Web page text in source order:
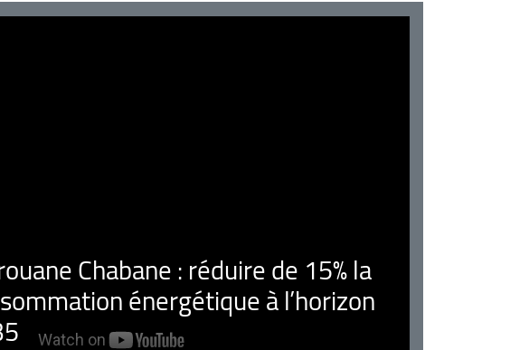
Chabane : réduire de 15% la
énergétique à l’horizon